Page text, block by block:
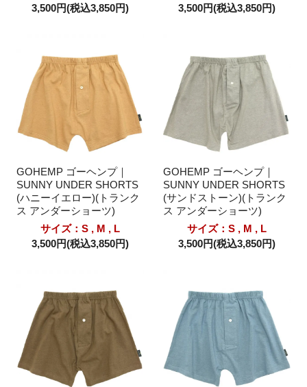
3,500円(税込3,850円)
3,500円(税込3,850円)
GOHEMP ゴーヘンプ｜
SUNNY UNDER SHORTS
(ハニーイエロー)(トランク
ス アンダーショーツ)
サイズ：S , M , L
3,500円(税込3,850円)
GOHEMP ゴーヘンプ｜
SUNNY UNDER SHORTS
(サンドストーン)(トランク
ス アンダーショーツ)
サイズ：S , M , L
3,500円(税込3,850円)